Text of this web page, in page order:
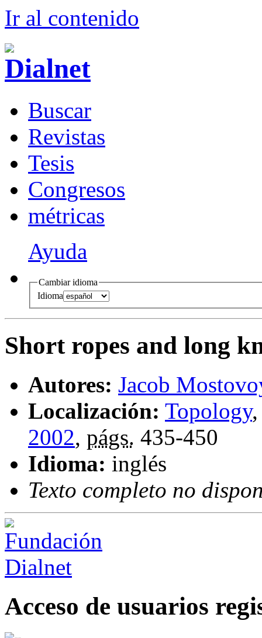
Ir al contenido
Buscar
Revistas
Tesis
Congresos
métricas
Ayuda
Cambiar idioma
Idioma
Short ropes and long
Autores: Jacob
Localización: Topology
2002, págs. 435-450
Idioma: inglés
Texto completo no
Acceso de usuarios